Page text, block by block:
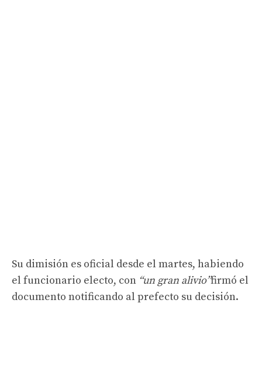
Su dimisión es oficial desde el martes, habiendo
el funcionario electo, con “un gran alivio”firmó el
documento notificando al prefecto su decisión.